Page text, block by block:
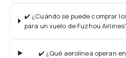
✔️ ¿Cuándo se puede comprar
para un vuelo de Fuzhou
✔️ ¿Qué aerolínea operan